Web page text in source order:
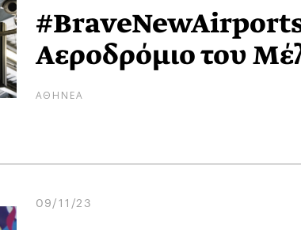
Αεροδρόμιο του
ΑΘΗΝΕΑ
09/11/23